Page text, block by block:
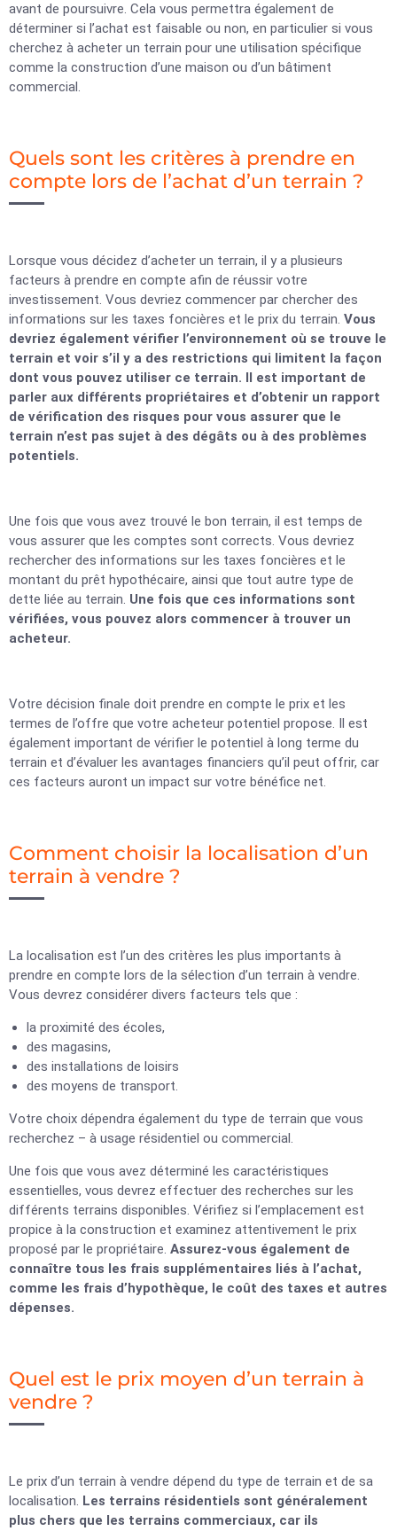
avant de poursuivre. Cela vous permettra également de
déterminer si l’achat est faisable ou non, en particulier si vous
cherchez à acheter un terrain pour une utilisation spécifique
comme la construction d’une maison ou d’un bâtiment
commercial.
Quels sont les critères à prendre en
compte lors de l’achat d’un terrain ?
Lorsque vous décidez d’acheter un terrain, il y a plusieurs
facteurs à prendre en compte afin de réussir votre
investissement. Vous devriez commencer par chercher des
informations sur les taxes foncières et le prix du terrain. Vous
devriez également vérifier l’environnement où se trouve le
terrain et voir s’il y a des restrictions qui limitent la façon
dont vous pouvez utiliser ce terrain. Il est important de
parler aux différents propriétaires et d’obtenir un rapport
de vérification des risques pour vous assurer que le
terrain n’est pas sujet à des dégâts ou à des problèmes
potentiels.
Une fois que vous avez trouvé le bon terrain, il est temps de
vous assurer que les comptes sont corrects. Vous devriez
rechercher des informations sur les taxes foncières et le
montant du prêt hypothécaire, ainsi que tout autre type de
dette liée au terrain. Une fois que ces informations sont
vérifiées, vous pouvez alors commencer à trouver un
acheteur.
Votre décision finale doit prendre en compte le prix et les
termes de l’offre que votre acheteur potentiel propose. Il est
également important de vérifier le potentiel à long terme du
terrain et d’évaluer les avantages financiers qu’il peut offrir, car
ces facteurs auront un impact sur votre bénéfice net.
Comment choisir la localisation d’un
terrain à vendre ?
La localisation est l’un des critères les plus importants à
prendre en compte lors de la sélection d’un terrain à vendre.
Vous devrez considérer divers facteurs tels que :
la proximité des écoles,
des magasins,
des installations de loisirs
des moyens de transport.
Votre choix dépendra également du type de terrain que vous
recherchez – à usage résidentiel ou commercial.
Une fois que vous avez déterminé les caractéristiques
essentielles, vous devrez effectuer des recherches sur les
différents terrains disponibles. Vérifiez si l’emplacement est
propice à la construction et examinez attentivement le prix
proposé par le propriétaire. Assurez-vous également de
connaître tous les frais supplémentaires liés à l’achat,
comme les frais d’hypothèque, le coût des taxes et autres
dépenses.
Quel est le prix moyen d’un terrain à
vendre ?
Le prix d’un terrain à vendre dépend du type de terrain et de sa
localisation. Les terrains résidentiels sont généralement
plus chers que les terrains commerciaux, car ils